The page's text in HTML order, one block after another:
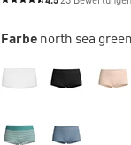
Durchschnittliche
Farbe north sea green